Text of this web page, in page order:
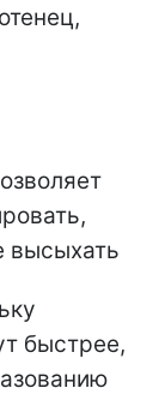
высыхать
быстрее,